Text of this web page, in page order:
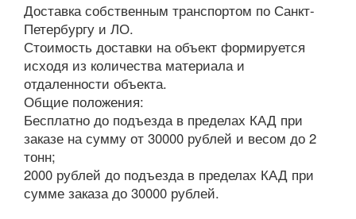
Доставка собственным транспортом по Санкт-
Петербургу и ЛО.
Стоимость доставки на объект формируется
исходя из количества материала и
отдаленности объекта.
Общие положения:
Бесплатно до подъезда в пределах КАД при
заказе на сумму от 30000 рублей и весом до 2
тонн;
2000 рублей до подъезда в пределах КАД при
сумме заказа до 30000 рублей.